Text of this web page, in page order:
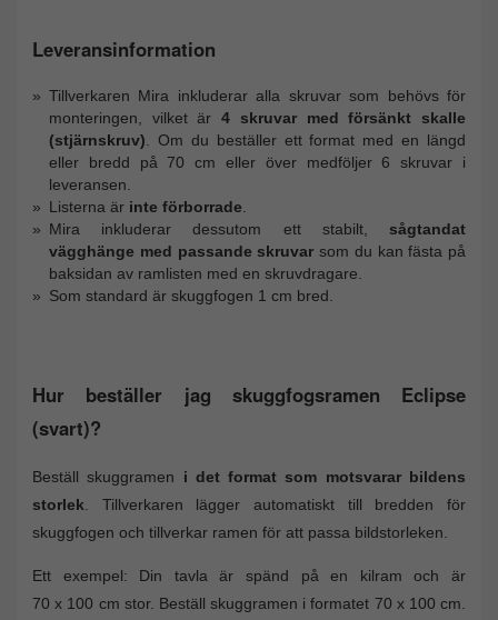
Leveransinformation
Tillverkaren Mira inkluderar alla skruvar som behövs för
monteringen, vilket är4 skruvar med försänkt skalle
(stjärnskruv) . Om du beställer ett format med en längd
eller bredd på 70 cm eller över medföljer 6 skruvar i
leveransen.
Listerna är inte förborrade
Mira inkluderar dessutom ett stabilt, sågtandat
vägghänge med passande skruvar som du kan fästa på
baksidan av ramlisten med en skruvdragare.
Som standard är skuggfogen 1 cm bred.
Hur beställer jag skuggfogsramen Eclipse
(svart)?
Beställ skuggramen i det format som motsvarar bildens
storlek . Tillverkaren lägger automatiskt till bredden för
skuggfogen och tillverkar ramen för att passa bildstorleken.
Ett exempel: Din tavla är spänd på en kilram och är
70 x 100 cm stor. Beställ skuggramen i formatet 70 x 100 cm.